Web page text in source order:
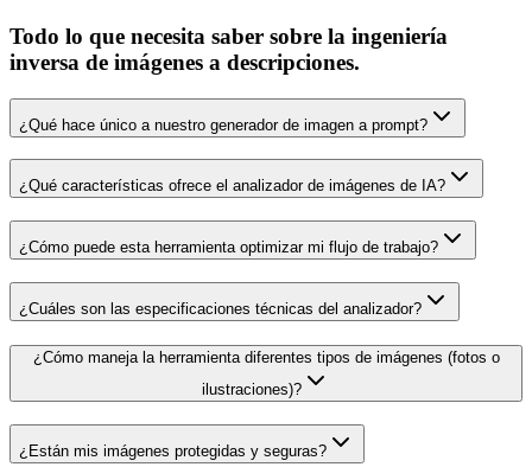
Todo lo que necesita saber sobre la ingeniería
inversa de imágenes a descripciones.
¿Qué hace único a nuestro generador de imagen a prompt?
¿Qué características ofrece el analizador de imágenes de IA?
¿Cómo puede esta herramienta optimizar mi flujo de trabajo?
¿Cuáles son las especificaciones técnicas del analizador?
¿Cómo maneja la herramienta diferentes tipos de imágenes (fotos o
ilustraciones)?
¿Están mis imágenes protegidas y seguras?